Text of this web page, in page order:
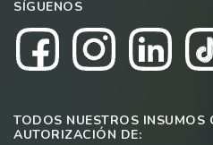
SÍGUENOS
TODOS NUESTROS INSUMOS
AUTORIZACIÓN DE: